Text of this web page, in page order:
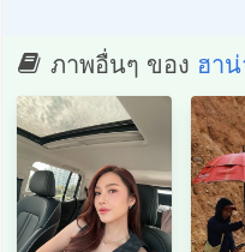
ภาพอื่นๆ ของ ฮา